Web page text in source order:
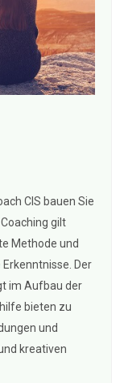
CIS bauen Sie
gilt
Methode und
Der
im Aufbau der
bieten zu
und
kreativen